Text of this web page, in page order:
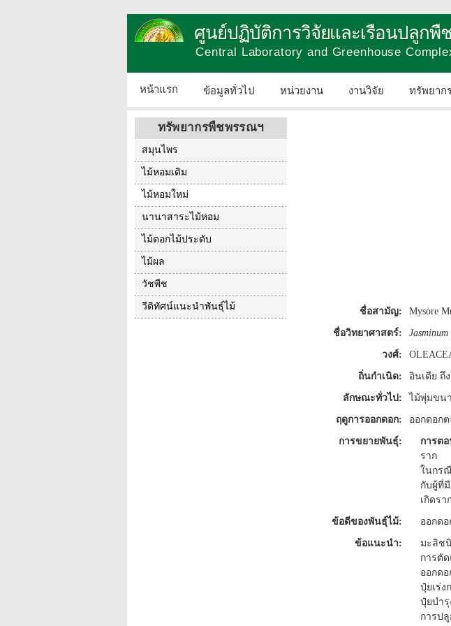
ศูนย์ปฏิบัติการวิจัยและเรือนปลูกพื
Central Laboratory and Greenhouse
หน้าแรก ข้อมูลทั่วไป หน่วยงาน งานวิจัย ทรัพยาก
ทรัพยากรพืชพรรณฯ
สมุนไพร
ไม้หอมเดิม
ไม้หอมใหม่
นานาสาระไม้หอม
ไม้ดอกไม้ประดับ
ไม้ผล
วัชพืช
วีดิทัศน์แนะนำพันธุ์ไม้ ชื่อสามัญ: Mysore
ชื่อวิทยาศาสตร์: Jasminum
วงศ์:
ถิ่นกำเนิด: อินเดีย ถึ
ลักษณะทั่วไป: ไม้พุ่มขน
ฤดูการออกดอก: ออกดอก
การขยายพันธุ์: การต
ราก
ในกร
กับผู้ที่
เกิดรา
ข้อดีของพันธุ์ไม้: ออกด
ข้อแนะนำ:
มะลิช
การตั
ออกด
ปุ๋ยเร่ง
ปุ๋ยบำ
การป